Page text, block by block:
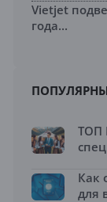
Vietjet
года...
ТОП
Как
для